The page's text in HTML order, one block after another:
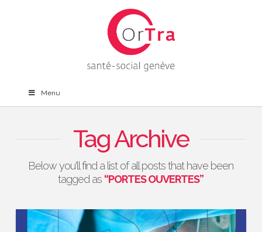
Menu
Tag Archive
Below you'll find a list of all posts that have been
tagged as “PORTES OUVERTES”